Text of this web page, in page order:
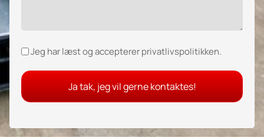
Samtykke
Jeg har læst og accepterer privatlivspolitikken.